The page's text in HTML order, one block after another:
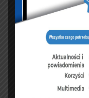
3 4
11 12
18 19
25 26